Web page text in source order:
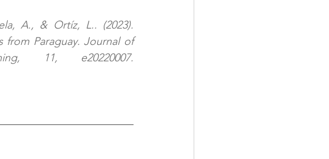
A., & Ortíz, L.. (2023).
from Paraguay. Journal of